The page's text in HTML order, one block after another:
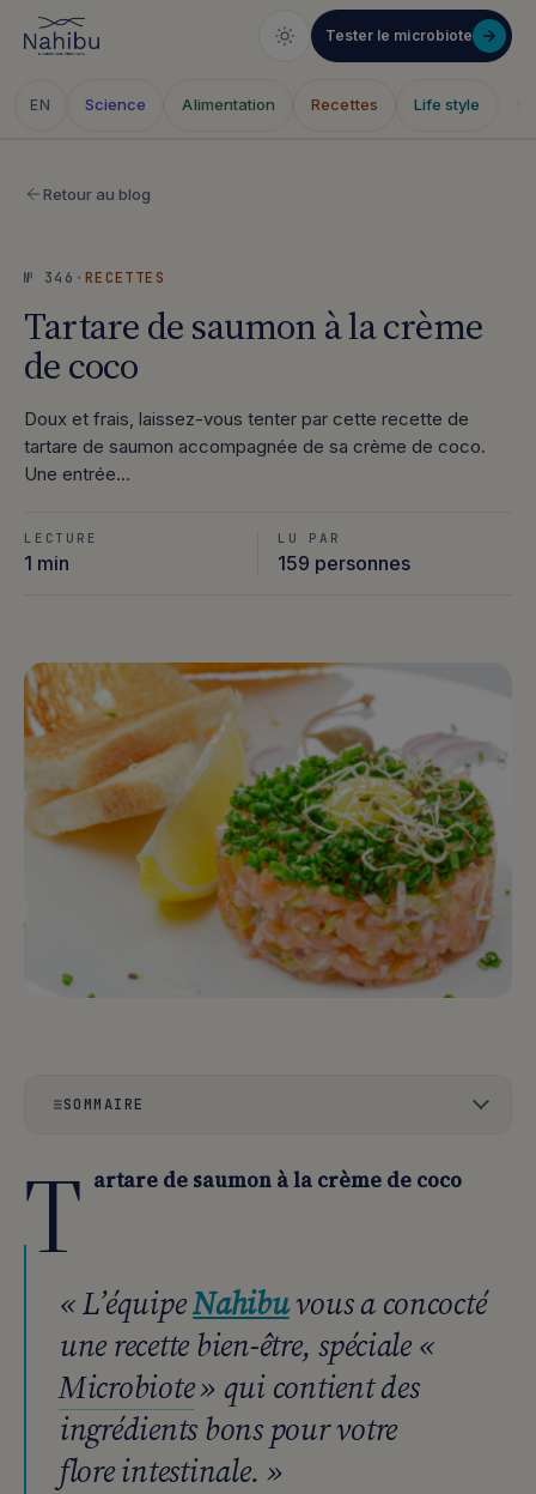
Tester le microbiote
EN Science Alimentation Recettes Life style
Retour au blog
№ 346 · RECETTES
Tartare de saumon à la crème
de coco
Doux et frais, laissez-vous tenter par cette recette de
tartare de saumon accompagnée de sa crème de coco.
Une entrée…
LECTURE
1 min
LU PAR
159 personnes
SOMMAIRE
T artare de saumon à la crème de coco
« L’équipeNahibuvous a concocté
une recette bien-être, spéciale «
Microbiote» qui contient des
ingrédients bons pour votre
flore intestinale. »